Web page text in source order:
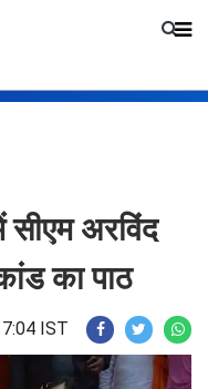
सीएम अरविंद
का पाठ
IST